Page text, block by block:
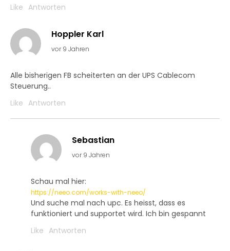
Like Antworten
Hoppler Karl
vor 9 Jahren
Alle bisherigen FB scheiterten an der UPS Cablecom
Steuerung..
Like Antworten
Sebastian
vor 9 Jahren
Schau mal hier:
https://neeo.com/works-with-neeo/
Und suche mal nach upc. Es heisst, dass es
funktioniert und supportet wird. Ich bin gespannt
Like Antworten